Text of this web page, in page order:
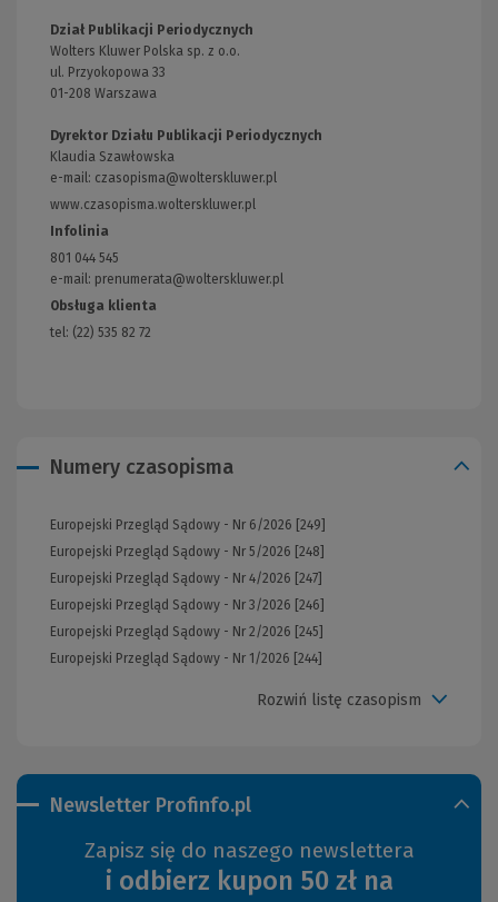
Newsletter Profinfo.pl
Zapisz się do naszego newslettera
i odbierz kupon 50 zł na
Dział Publikacji Periodycznych
Wolters Kluwer Polska sp. z o.o.
ul. Przyokopowa 33
01-208 Warszawa
Dyrektor Działu Publikacji Periodycznych
Klaudia Szawłowska
e-mail: czasopisma@wolterskluwer.pl
www.czasopisma.wolterskluwer.pl
Infolinia
801 044 545
e-mail: prenumerata@wolterskluwer.pl
Obsługa klienta
tel: (22) 535 82 72
Numery czasopisma
Europejski Przegląd Sądowy - Nr 6/2026 [249]
Europejski Przegląd Sądowy - Nr 5/2026 [248]
Europejski Przegląd Sądowy - Nr 4/2026 [247]
Europejski Przegląd Sądowy - Nr 3/2026 [246]
Europejski Przegląd Sądowy - Nr 2/2026 [245]
Europejski Przegląd Sądowy - Nr 1/2026 [244]
Rozwiń listę czasopism